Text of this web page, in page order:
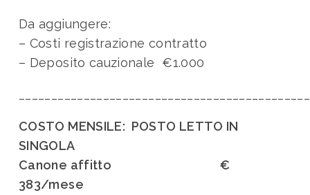
Da aggiungere:
– Costi registrazione contratto
– Deposito cauzionale €1.000
COSTO MENSILE: POSTO LETTO IN
SINGOLA
Canone affitto €
383/mese